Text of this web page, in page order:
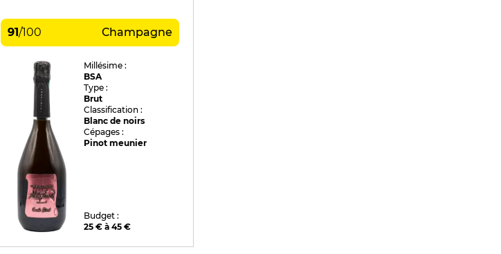
91/100 Champagne
Millésime :
BSA
Type :
Brut
Classification :
Blanc de noirs
Cépages :
Pinot meunier
Budget :
25 € à 45 €